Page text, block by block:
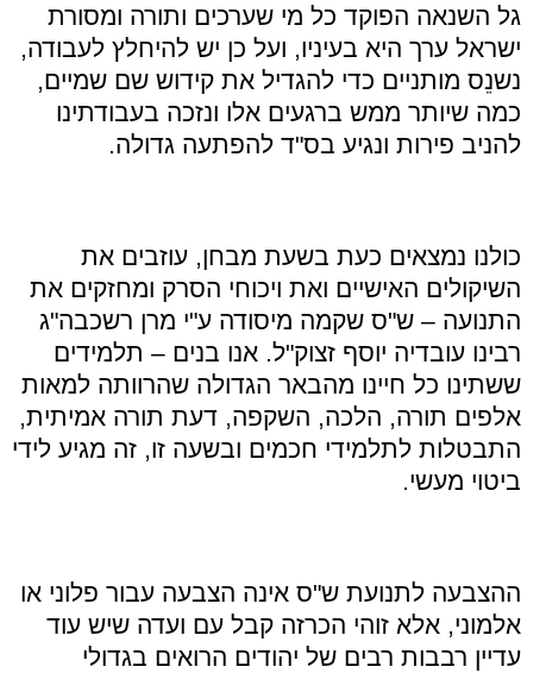
גל השנאה הפוקד כל מי שערכים ותורה ומסורת
ישראל ערך היא בעיניו, ועל כן יש להיחלץ לעבודה,
נשנֵס מותניים כדי להגדיל את קידוש שם שמיים,
כמה שיותר ממש ברגעים אלו ונזכה בעבודתינו
להניב פירות ונגיע בס"ד להפתעה גדולה.
כולנו נמצאים כעת בשעת מבחן, עוזבים את
השיקולים האישיים ואת ויכוחי הסרק ומחזקים את
התנועה – ש"ס שקמה מיסודה ע"י מרן רשכבה"ג
רבינו עובדיה יוסף זצוק"ל. אנו בנים – תלמידים
ששתינו כל חיינו מהבאר הגדולה שהרוותה למאות
אלפים תורה, הלכה, השקפה, דעת תורה אמיתית,
התבטלות לתלמידי חכמים ובשעה זו, זה מגיע לידי
ביטוי מעשי.
ההצבעה לתנועת ש"ס אינה הצבעה עבור פלוני או
אלמוני, אלא זוהי הכרזה קבל עם ועדה שיש עוד
עדיין רבבות רבים של יהודים הרואים בגדולי